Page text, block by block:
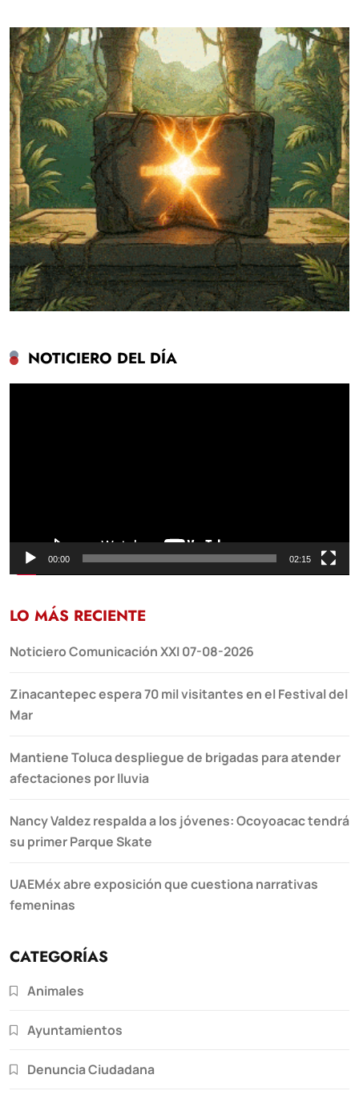
NOTICIERO DEL DÍA
00:00 02:15
LO MÁS RECIENTE
Noticiero Comunicación XXI 07-08-2026
Zinacantepec espera 70 mil visitantes en el Festival del
Mar
Mantiene Toluca despliegue de brigadas para atender
afectaciones por lluvia
Nancy Valdez respalda a los jóvenes: Ocoyoacac tendrá
su primer Parque Skate
UAEMéx abre exposición que cuestiona narrativas
femeninas
CATEGORÍAS
Animales
Ayuntamientos
Denuncia Ciudadana